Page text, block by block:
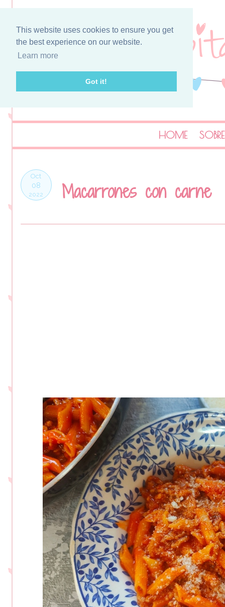
This website uses cookies to ensure you get
the best experience on our website.
Learn more
Got it!
HOME
Oct
08
2022 Macarrones con carne